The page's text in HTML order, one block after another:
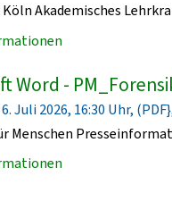
Köln Akademisches
Word -
Juli 2026, 16:30 Uhr,
Menschen